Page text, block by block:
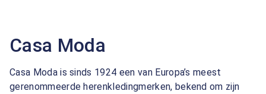
Casa Moda
Casa Moda is sinds 1924 een van Europa’s meest
gerenommeerde herenkledingmerken, bekend om zijn